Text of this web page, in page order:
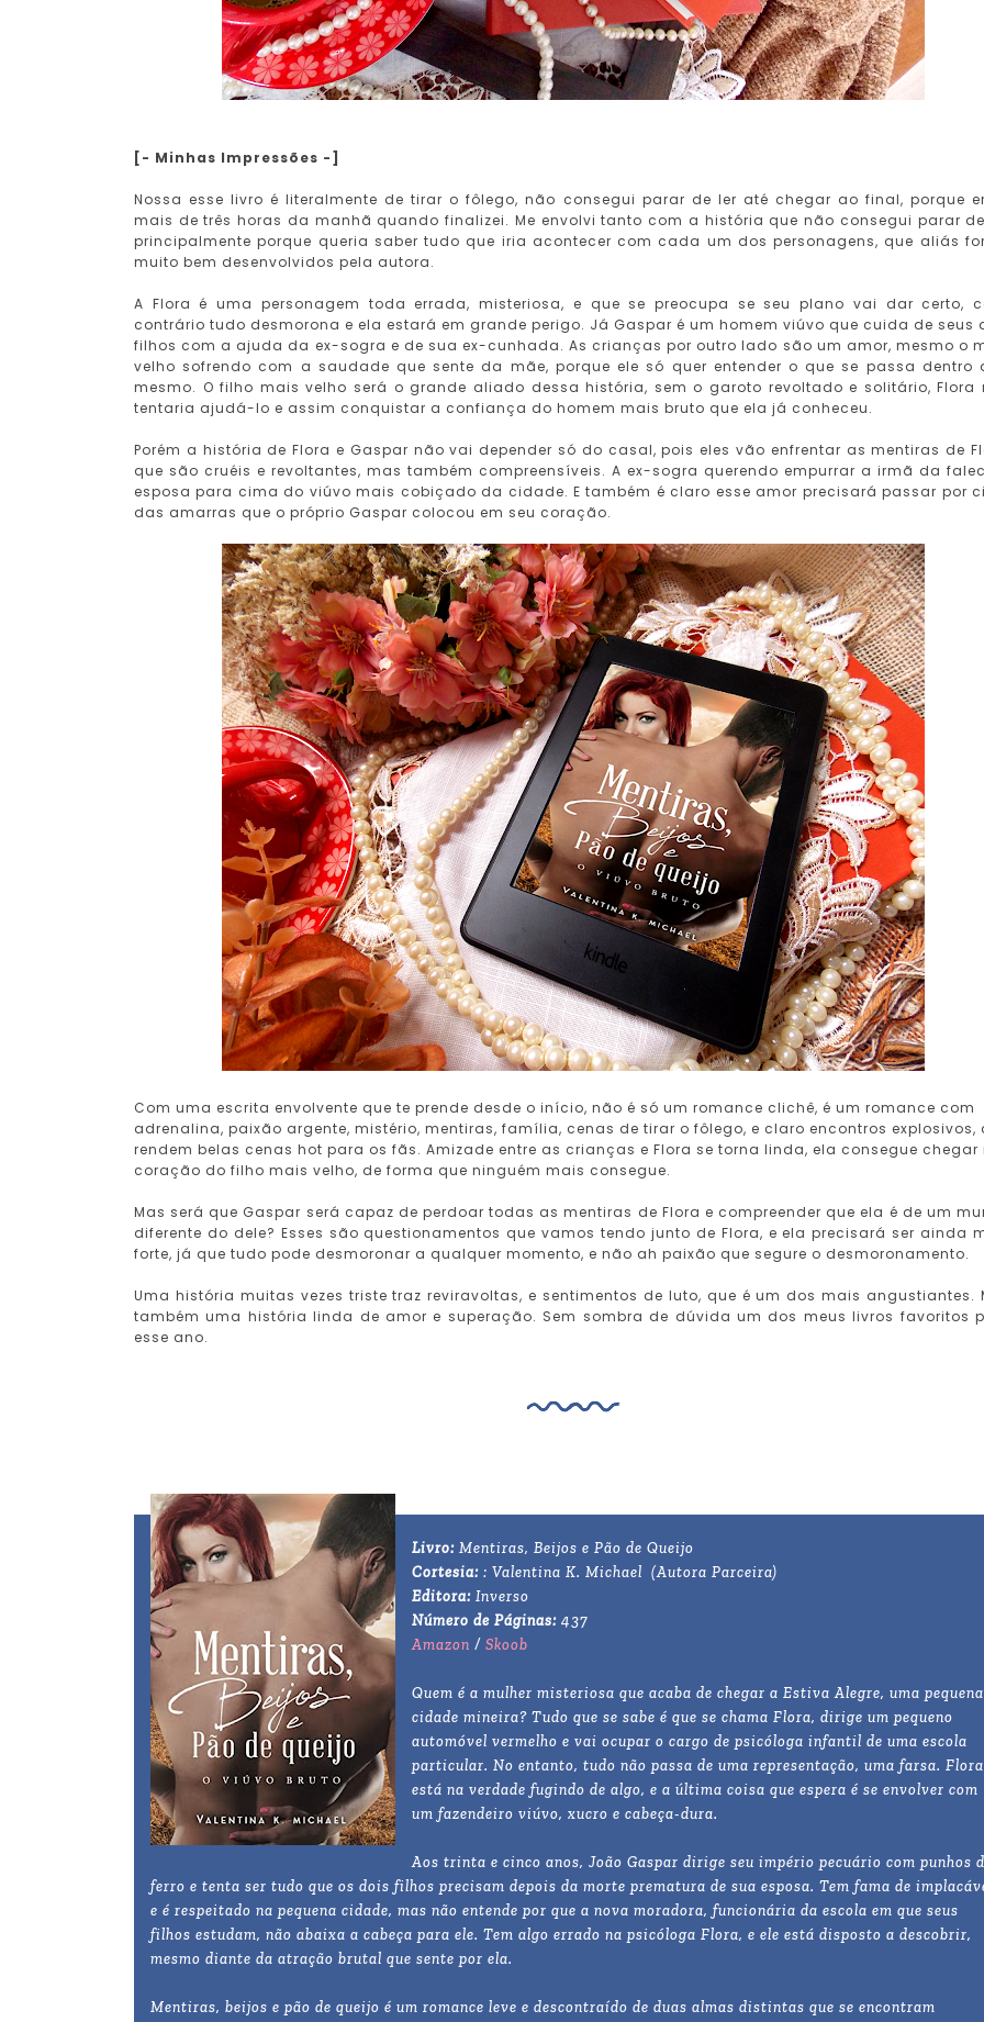
[- Minhas Impressões -]
Nossa esse livro é literalmente de tirar o fôlego, não consegui parar de ler até chegar ao final, porque
mais de três horas da manhã quando finalizei. Me envolvi tanto com a história que não consegui parar
principalmente porque queria saber tudo que iria acontecer com cada um dos personagens, que aliás
muito bem desenvolvidos pela autora.
A Flora é uma personagem toda errada, misteriosa, e que se preocupa se seu plano vai dar certo,
contrário tudo desmorona e ela estará em grande perigo. Já Gaspar é um homem viúvo que cuida de seus
filhos com a ajuda da ex-sogra e de sua ex-cunhada. As crianças por outro lado são um amor, mesmo o
velho sofrendo com a saudade que sente da mãe, porque ele só quer entender o que se passa dentro
mesmo. O filho mais velhoserá o grande aliado dessa história, sem o garoto revoltado e solitário, Flora
tentaria ajudá-lo e assim conquistar a confiança do homem mais bruto que ela já conheceu.
Porém a história de Flora e Gaspar não vai depender só do casal, pois eles vão enfrentar as mentiras de
que são cruéis e revoltantes, mas também compreensíveis. A ex-sogra querendo empurrar a irmã da
esposa para cima do viúvo mais cobiçado da cidade. E também é claro esse amor precisará passar por
das amarras que o próprio Gaspar colocou em seu coração.
Com uma escrita envolvente que te prende desde o início, não é só um romance clichê, é um romance com
adrenalina, paixão argente, mistério, mentiras, família, cenas de tirar o fôlego, e claro encontros explosivos,
rendem belas cenas hot para os fãs. Amizade entre as crianças e Flora se torna linda, ela consegue chegar
coração do filho mais velho, de forma que ninguém mais consegue.
Mas será que Gaspar será capaz de perdoar todas as mentiras de Flora e compreender que ela é de um
diferente do dele? Esses são questionamentos que vamos tendo junto de Flora, e ela precisará ser ainda
forte, já que tudo pode desmoronar a qualquer momento, e não ah paixão que segure o desmoronamento.
Uma história muitas vezes triste traz reviravoltas, e sentimentos de luto, que é um dos mais angustiantes.
também uma história linda de amor e superação. Sem sombra de dúvida um dos meus livros favoritos
esse ano.
Livro: Mentiras, Beijos e Pão de Queijo
Cortesia: : Valentina K. Michael (Autora Parceira)
Editora: Inverso
Número de Páginas: 437
Amazon / Skoob
Quem é a mulher misteriosa que acaba de chegar a Estiva Alegre, uma pequena
cidade mineira? Tudo que se sabe é que se chama Flora, dirige um pequeno
automóvel vermelho e vai ocupar o cargo de psicóloga infantil de uma escola
particular. No entanto, tudo não passa de uma representação, uma farsa. Flora
está na verdade fugindo de algo, e a última coisa que espera é se envolver com
um fazendeiro viúvo, xucro e cabeça-dura.
Aos trinta e cinco anos, João Gaspar dirige seu império pecuário com punhos
ferro e tenta ser tudo que os dois filhos precisam depois da morte prematura de sua esposa. Tem fama de
e é respeitado na pequena cidade, mas não entende por que a nova moradora, funcionária da escola em que seus
filhos estudam, não abaixa a cabeça para ele. Tem algo errado na psicóloga Flora, e ele está disposto a descobrir,
mesmo diante da atração brutal que sente por ela.
Mentiras, beijos e pão de queijo é um romance leve e descontraído de duas almas distintas que se encontram